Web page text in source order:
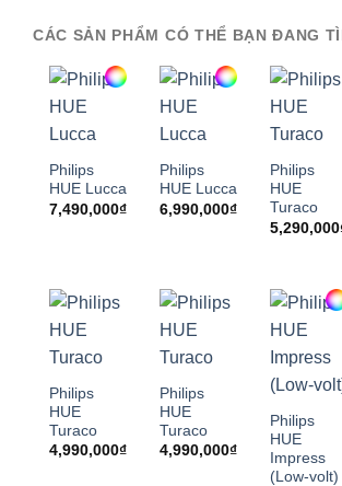
CÁC SẢN PHẨM CÓ THỂ BẠN ĐANG
Philips
HUE Lucca
7,490,000₫
Philips
HUE Lucca
6,990,000₫
Philips
HUE
Turaco
5,290,000
Philips
HUE
Turaco
4,990,000₫
Philips
HUE
Turaco
4,990,000₫
Philips
HUE
Impress
(Low-volt)